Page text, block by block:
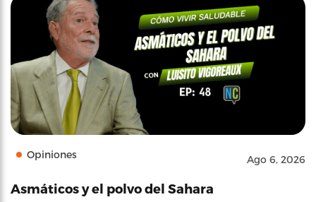
Opiniones Ago 6, 2026
Asmáticos y el polvo del Sahara